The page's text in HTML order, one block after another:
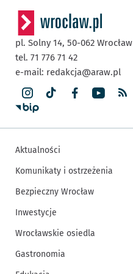
pl. Solny 14, 50-062 Wrocław
tel. 71 776 71 42
e-mail: redakcja@araw.pl
Aktualności
Komunikaty i ostrzeżenia
Bezpieczny Wrocław
Inwestycje
Wrocławskie osiedla
Gastronomia